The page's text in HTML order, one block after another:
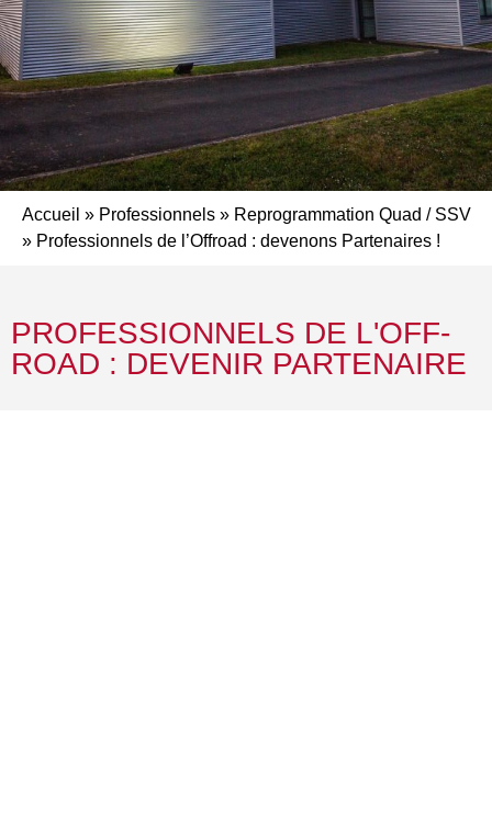
Accueil » Professionnels » Reprogrammation Quad / SSV
» Professionnels de l’Offroad : devenons Partenaires !
PROFESSIONNELS DE L'OFF-
ROAD : DEVENIR PARTENAIRE